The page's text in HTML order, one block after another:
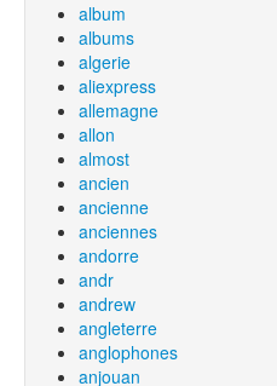
album
albums
algerie
aliexpress
allemagne
allon
almost
ancien
ancienne
anciennes
andorre
andr
andrew
angleterre
anglophones
anjouan